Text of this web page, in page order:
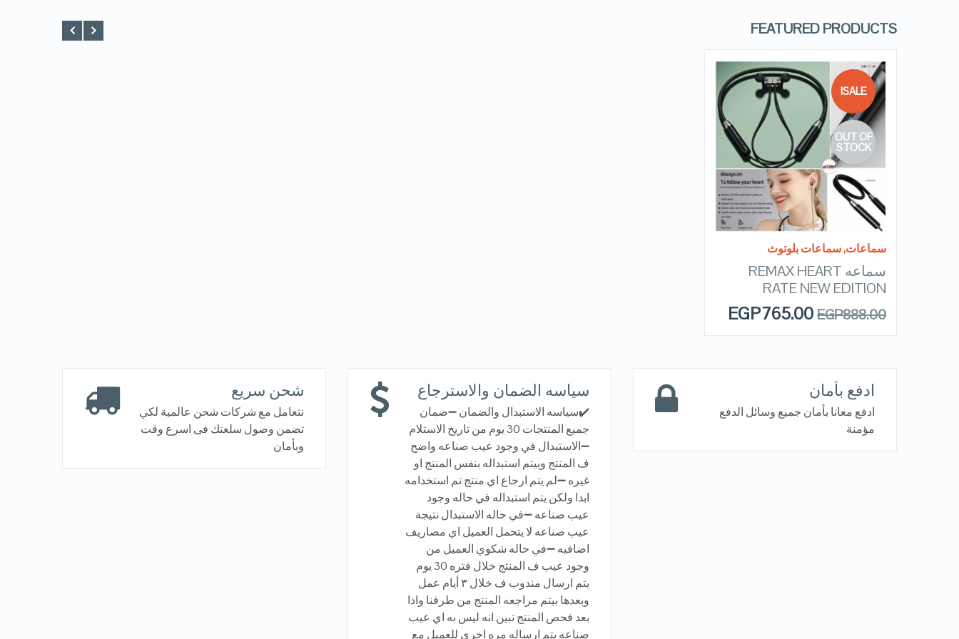
FEATURED PRODUCTS
SALE!
OUT OF
STOCK
QUICK LOOK
VIEW DETAILS
READ MORE
سماعات,سماعات بلوتوث
سماعه REMAX HEART
RATE NEW EDITION
EGP888.00
EGP765.00
ادفع بأمان
ادفع معانا بأمان جميع وسائل الدفع
مؤمنة
سياسه الضمان والاسترجاع
✔️سياسه الاستبدال والضمان ➖ضمان
جميع المنتجات 30 يوم من تاريخ الاستلام
➖الاستبدال في وجود عيب صناعه واضح
ف المنتج وبيتم استبداله بنفس المنتج او
غيره ➖لم يتم ارجاع اي منتج تم استخدامه
ابدا ولكن يتم استبداله في حاله وجود
عيب صناعه ➖في حاله الاستبدال نتيجة
عيب صناعه لا يتحمل العميل اي مصاريف
اضافيه ➖في حاله شكوي العميل من
وجود عيب ف المنتج خلال فتره 30 يوم
يتم ارسال مندوب ف خلال ٣ أيام عمل
وبعدها بيتم مراجعه المنتج من طرفنا واذا
بعد فحص المنتج تبين انه ليس به اي عيب
صناعه يتم ارساله مره اخري للعميل مع
شحن سريع
نتعامل مع شركات شحن عالمية لكي
تضمن وصول سلعتك فى اسرع وقت
وبأمان